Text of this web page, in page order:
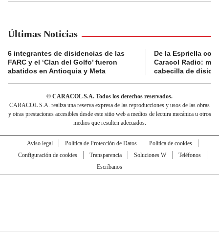
Últimas Noticias
6 integrantes de disidencias de las
FARC y el ‘Clan del Golfo’ fueron
abatidos en Antioquia y Meta
De la Espriella
Caracol Radio:
cabecilla de
© CARACOL S.A. Todos los derechos reservados.
CARACOL S.A. realiza una reserva expresa de las reproducciones y usos de las obras
y otras prestaciones accesibles desde este sitio web a medios de lectura mecánica u otros
medios que resulten adecuados.
Aviso legal Política de Protección de Datos
Política de cookies
Configuración de cookies
Transparencia Soluciones W
Teléfonos
Escríbanos